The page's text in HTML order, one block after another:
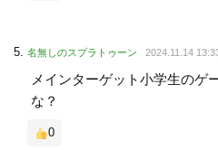
名無しのスプラトゥーン 2024.11.14
メインターゲット小学生のゲ
な？
0